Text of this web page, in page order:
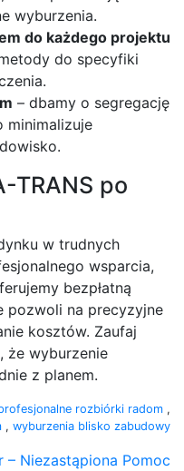
wyburzenia.
do każdego projektu
do specyfiki
– dbamy o segregację
minimalizuje
TRANS po
w trudnych
wsparcia,
bezpłatną
pozwoli na precyzyjne
kosztów. Zaufaj
że wyburzenie
z planem.
rozbiórki radom ,
, wyburzenia blisko zabudowy
– Niezastąpiona Pomoc